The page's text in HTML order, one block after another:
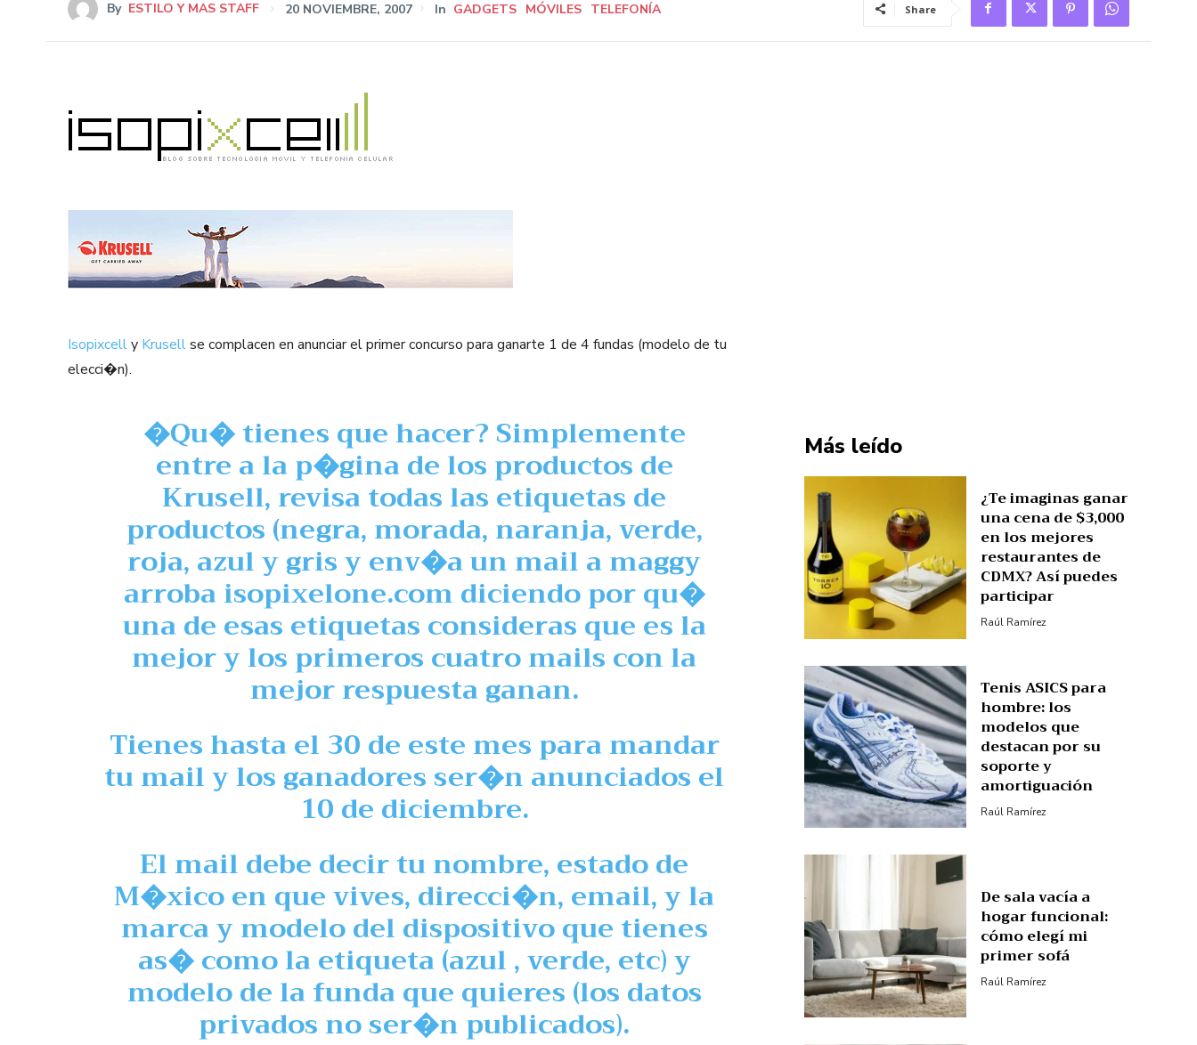
By ESTILO Y MAS STAFF 20 NOVIEMBRE, 2007 In GADGETS MÓVILES TELEFONÍA Share
Isopixcelly Krusellse complacen en anunciar el primer concurso para ganarte 1 de 4 fundas (modelo de tu
elecci�n).
�Qu� tienes que hacer? Simplemente
entre a la p�gina de los productos de
Krusell, revisa todas las etiquetas de
productos (negra,morada,naranja,verde,
roja,azulygrisy env�a un mail a maggy
arroba isopixelone.com diciendo por qu�
una de esas etiquetasconsideras que es la
mejor y los primeros cuatro mails con la
mejor respuesta ganan.
Tienes hasta el 30 de este mes para mandar
tu mail y los ganadores ser�n anunciados el
10 de diciembre.
El mail debe decir tu nombre, estado de
M�xico en que vives, direcci�n, email, y la
marca y modelo del dispositivo que tienes
as� como la etiqueta (azul , verde, etc) y
modelo de la funda que quieres (los datos
privados no ser�n publicados).
Más leído
¿Te imaginas ganar
una cena de $3,000
en los mejores
restaurantes de
CDMX? Así puedes
participar
Raúl Ramírez
Tenis ASICS para
hombre: los
modelos que
destacan por su
soporte y
amortiguación
Raúl Ramírez
De sala vacía a
hogar funcional:
cómo elegí mi
primer sofá
Raúl Ramírez